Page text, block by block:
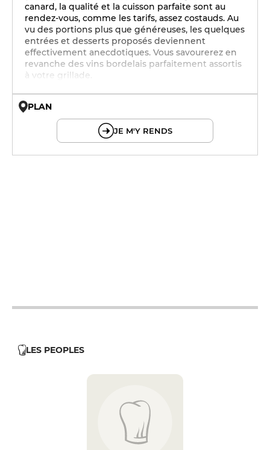
canard, la qualité et la cuisson parfaite sont au
rendez-vous, comme les tarifs, assez costauds. Au
vu des portions plus que généreuses, les quelques
entrées et desserts proposés deviennent
effectivement anecdotiques. Vous savourerez en
revanche des vins bordelais parfaitement assortis
à votre grillade.
PLAN
JE M'Y RENDS
LES PEOPLES